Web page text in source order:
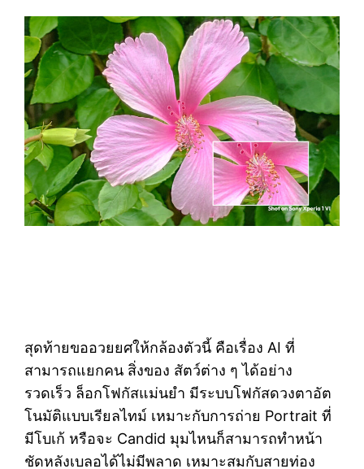
สุดท้ายขออวยยศให้กล้องตัวนี้ คือเรื่อง AI ที่
สามารถแยกคน สิ่งของ สัตว์ต่าง ๆ ได้อย่าง
รวดเร็ว ล็อกโฟกัสแม่นยำ มีระบบโฟกัสดวงตาอัต
โนมัติแบบเรียลไทม์ เหมาะกับการถ่าย Portrait ที่
มีโบเก้ หรือจะ Candid มุมไหนก็สามารถทำหน้า
ชัดหลังเบลอได้ไม่มีพลาด เหมาะสมกับสายท่อง